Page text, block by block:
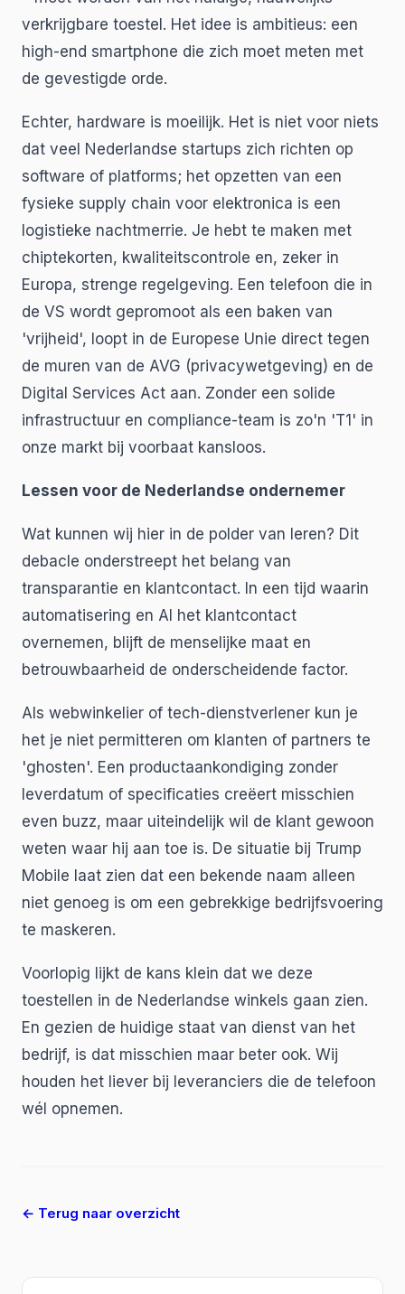
verkrijgbare toestel. Het idee is ambitieus: een
high-end smartphone die zich moet meten met
de gevestigde orde.
Echter, hardware is moeilijk. Het is niet voor niets
dat veel Nederlandse startups zich richten op
software of platforms; het opzetten van een
fysieke supply chain voor elektronica is een
logistieke nachtmerrie. Je hebt te maken met
chiptekorten, kwaliteitscontrole en, zeker in
Europa, strenge regelgeving. Een telefoon die in
de VS wordt gepromoot als een baken van
'vrijheid', loopt in de Europese Unie direct tegen
de muren van de AVG (privacywetgeving) en de
Digital Services Act aan. Zonder een solide
infrastructuur en compliance-team is zo'n 'T1' in
onze markt bij voorbaat kansloos.
Lessen voor de Nederlandse ondernemer
Wat kunnen wij hier in de polder van leren? Dit
debacle onderstreept het belang van
transparantie en klantcontact. In een tijd waarin
automatisering en AI het klantcontact
overnemen, blijft de menselijke maat en
betrouwbaarheid de onderscheidende factor.
Als webwinkelier of tech-dienstverlener kun je
het je niet permitteren om klanten of partners te
'ghosten'. Een productaankondiging zonder
leverdatum of specificaties creëert misschien
even buzz, maar uiteindelijk wil de klant gewoon
weten waar hij aan toe is. De situatie bij Trump
Mobile laat zien dat een bekende naam alleen
niet genoeg is om een gebrekkige bedrijfsvoering
te maskeren.
Voorlopig lijkt de kans klein dat we deze
toestellen in de Nederlandse winkels gaan zien.
En gezien de huidige staat van dienst van het
bedrijf, is dat misschien maar beter ook. Wij
houden het liever bij leveranciers die de telefoon
wél opnemen.
← Terug naar overzicht